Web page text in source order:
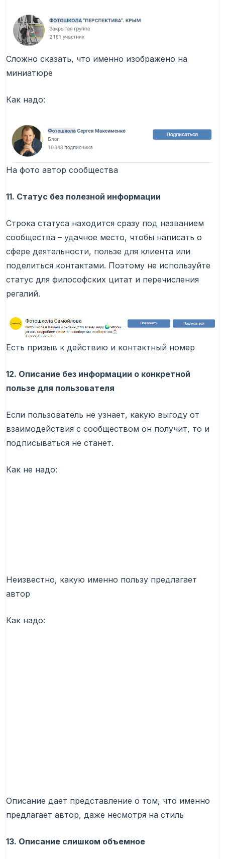
Сложно сказать, что именно изображено на
миниатюре
Как надо:
На фото автор сообщества
11. Статус без полезной информации
Строка статуса находится сразу под названием
сообщества – удачное место, чтобы написать о
сфере деятельности, пользе для клиента или
поделиться контактами. Поэтому не используйте
статус для философских цитат и перечисления
регалий.
Есть призыв к действию и контактный номер
12. Описание без информации о конкретной
пользе для пользователя
Если пользователь не узнает, какую выгоду от
взаимодействия с сообществом он получит, то и
подписываться не станет.
Как не надо:
Неизвестно, какую именно пользу предлагает
автор
Как надо:
Описание дает представление о том, что именно
предлагает автор, даже несмотря на стиль
13. Описание слишком объемное